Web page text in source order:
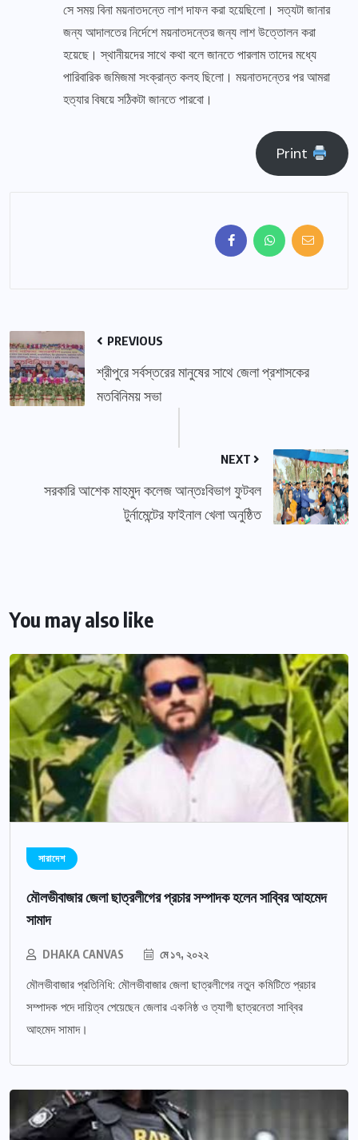
সে সময় বিনা ময়নাতদন্তে লাশ দাফন করা হয়েছিলো। সত্যটা জানার
জন্য আদালতের নির্দেশে ময়নাতদন্তের জন্য লাশ উত্তোলন করা
হয়েছে। স্থানীয়দের সাথে কথা বলে জানতে পারলাম তাদের মধ্যে
পারিবারিক জমিজমা সংক্রান্ত কলহ ছিলো। ময়নাতদন্তের পর আমরা
হত্যার বিষয়ে সঠিকটা জানতে পারবো।
Print
PREVIOUS
শ্রীপুরে সর্বস্তরের মানুষের সাথে জেলা প্রশাসকের
মতবিনিময় সভা
NEXT
সরকারি আশেক মাহমুদ কলেজ আন্তঃবিভাগ ফুটবল
টুর্নামেন্টের ফাইনাল খেলা অনুষ্ঠিত
You may also like
সারাদেশ
মৌলভীবাজার জেলা ছাত্রলীগের প্রচার সম্পাদক হলেন সাব্বির আহমেদ
সামাদ
DHAKA CANVAS মে ১৭, ২০২২
মৌলভীবাজার প্রতিনিধি: মৌলভীবাজার জেলা ছাত্রলীগের নতুন কমিটিতে প্রচার
সম্পাদক পদে দায়িত্ব পেয়েছেন জেলার একনিষ্ঠ ও ত্যাগী ছাত্রনেতা সাব্বির
আহমেদ সামাদ।